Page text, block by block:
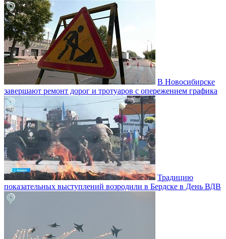
В Новосибирске
завершают ремонт дорог и тротуаров с опережением графика
Традицию
показательных выступлений возродили в Бердске в День ВДВ